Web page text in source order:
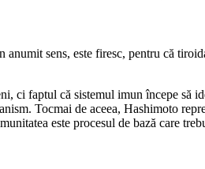
sens, este firesc, pentru că
ci faptul că sistemul imun începe să
Tocmai de aceea, Hashimoto
este procesul de bază care